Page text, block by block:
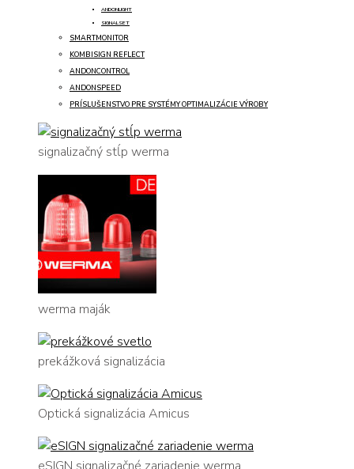
ANDONLIGHT
SIGNALSET
SMARTMONITOR
KOMBISIGN REFLECT
ANDONCONTROL
ANDONSPEED
PRÍSLUŠENSTVO PRE SYSTÉMY OPTIMALIZÁCIE VÝROBY
signalizačný stĺp werma
werma maják
prekážková signalizácia
Optická signalizácia Amicus